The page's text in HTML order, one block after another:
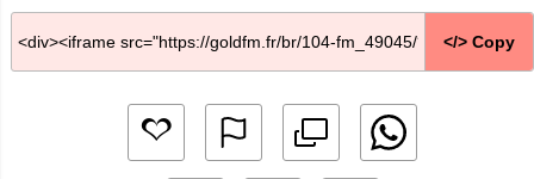
</> Copy